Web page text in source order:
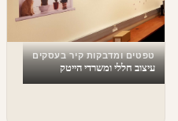
טפטים ומדבקות קיר בעסקים
עיצוב חללי ומשרדי הייטק